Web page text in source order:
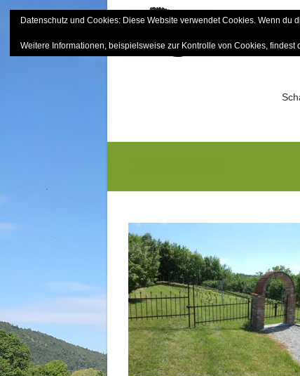
to
Sektion Mitterfels
Datenschutz und Cookies: Diese Website verwendet Cookies. Wenn
Weitere Informationen, beispielsweise zur Kontrolle von Cookies, findest